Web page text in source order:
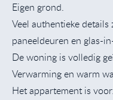
Eigen grond.
Veel authentieke
paneeldeuren en glas-
De woning is volledig
Verwarming en warm
Het appartement is